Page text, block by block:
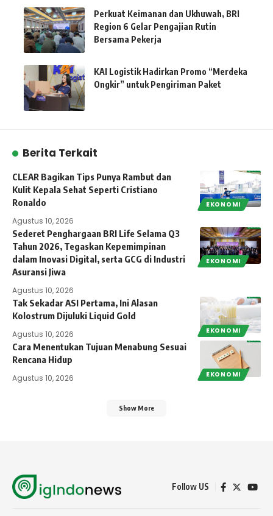
Perkuat Keimanan dan Ukhuwah, BRI
Region 6 Gelar Pengajian Rutin
Bersama Pekerja
KAI Logistik Hadirkan Promo “Merdeka
Ongkir” untuk Pengiriman Paket
Berita Terkait
EKONOMI
CLEAR Bagikan Tips Punya Rambut dan
Kulit Kepala Sehat Seperti Cristiano
Ronaldo
Agustus 10, 2026
EKONOMI
Sederet Penghargaan BRI Life Selama Q3
Tahun 2026, Tegaskan Kepemimpinan
dalam Inovasi Digital, serta GCG di Industri
Asuransi Jiwa
Agustus 10, 2026
EKONOMI
Tak Sekadar ASI Pertama, Ini Alasan
Kolostrum Dijuluki Liquid Gold
Agustus 10, 2026
EKONOMI
Cara Menentukan Tujuan Menabung Sesuai
Rencana Hidup
Agustus 10, 2026
Show More
Follow US